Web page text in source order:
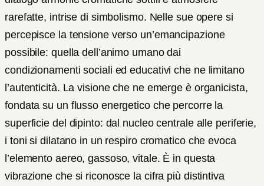
rarefatte, intrise di simbolismo. Nelle sue opere si
percepisce la tensione verso un’emancipazione
possibile: quella dell’animo umano dai
condizionamenti sociali ed educativi che ne limitano
l’autenticità. La visione che ne emerge è organicista,
fondata su un flusso energetico che percorre la
superficie del dipinto: dal nucleo centrale alle periferie,
i toni si dilatano in un respiro cromatico che evoca
l’elemento aereo, gassoso, vitale. È in questa
vibrazione che si riconosce la cifra più distintiva